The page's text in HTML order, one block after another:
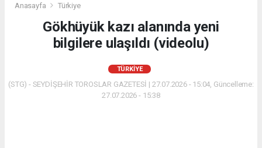
Anasayfa Türkiye
Gökhüyük kazı alanında yeni
bilgilere ulaşıldı (videolu)
TÜRKIYE
(STG) - SEYDİŞEHİR TOROSLAR GAZETESİ | 27.07.2026 - 15:04, Güncelleme:
27.07.2026 - 15:38